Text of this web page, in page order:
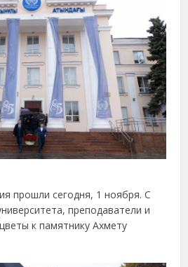
прошли сегодня, 1 ноября. С
преподаватели и
к памятнику Ахмету